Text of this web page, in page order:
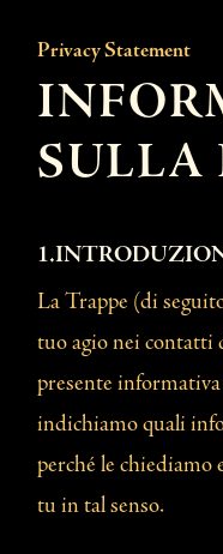
Privacy Statement
SULLA
La Trappe (di
tuo agio nei contatti
presente
indichiamo quali
perché le chiediamo
tu in tal senso.